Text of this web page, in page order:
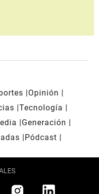
Opinión
Tecnología
Generación
Pódcast